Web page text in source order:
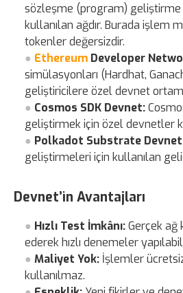
sözleşme (program)
kullanılan ağdır. Burada işlem
tokenler değersizdir.
Ethereum Developer
simülasyonları (Hardhat,
geliştiricilere özel devnet
Cosmos SDK Devnet:
geliştirmek için özel devnetler
Polkadot Substrate
geliştirmeleri için kullanılan
Devnet’in Avantajları
Hızlı Test İmkânı:Gerçek ağ
ederek hızlı denemeler
Maliyet Yok: İşlemler
kullanılmaz.